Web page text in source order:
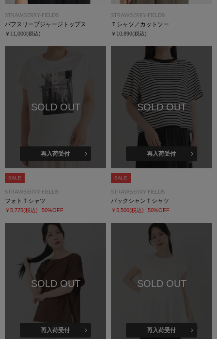
STRAWBERRY-FIELDS
パフスリーブジャージトップス
￥11,000(税込)
STRAWBERRY-FIELDS
Ｔシャツ／カットソー
￥10,890(税込)
SOLD OUT
再入荷受付
SALE
STRAWBERRY-FIELDS
フォトＴシャツ
￥5,775(税込) 50%OFF
SOLD OUT
再入荷受付
SALE
STRAWBERRY-FIELDS
バックシャンＴシャツ
￥5,500(税込) 50%OFF
SOLD OUT
再入荷受付
SOLD OUT
再入荷受付